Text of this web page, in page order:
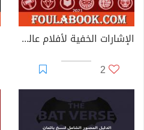
الإشارات الخفية لأفلام عالم مارفل السينمائي
2